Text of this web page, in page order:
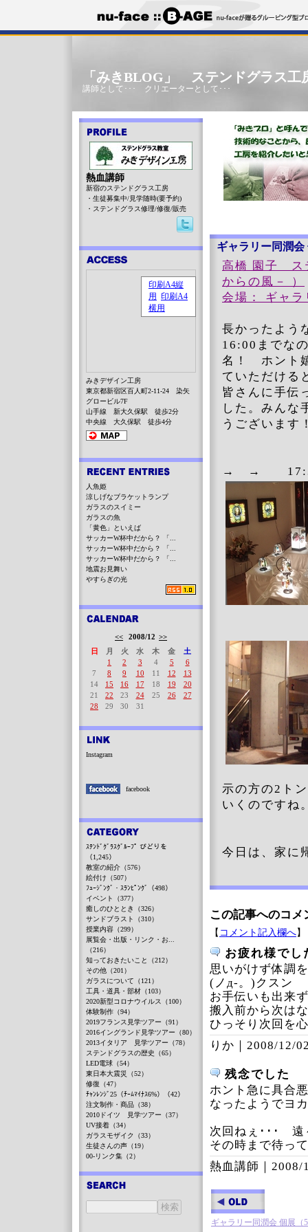
「みきBLOG」 ステンドグラス工
講師として･･･ クリエーターとして･･･
ギャラリー同潤会
高橋 園子 ス
からの風－ ）
会場： ギャ
長かったよう
16:00までな
名！ ホント
ていただける
皆さんに手伝
した。みんな
うございま
→
示の方の2ト
いくのですね
今日は、家に
この記事へのコメ
【 コメント記入欄へ】
お疲れ様でし
思いがけず体調
(ノд-。)クスン
お手伝いも出来
搬入前から次は
ひっそり次回を
りか｜ 2008/12/
残念でした
ホント急に具合
なったようでヨ
次回ねぇ･･･ 遠
その時まで待っ
熱血講師｜ 2008/
ギャラリー同潤会 個展（
熱血講師
新宿のステンドグラス工房
・生徒募集中/見学随時(要予約)
・ステンドグラス修理/修復/販売
みきデザイン工房
東京都新宿区百人町2-11-24 染矢
グロービル7F
山手線 新大久保駅 徒歩2分
中央線 大久保駅 徒歩4分
人魚姫
涼しげなブラケットランプ
ガラスのスイミー
ガラスの魚
「黄色」といえば
サッカーW杯中だから？ 「...
サッカーW杯中だから？ 「...
サッカーW杯中だから？ 「...
地震お見舞い
やすらぎの光
<< 2008/12 >>
日
月 火 水 木 金
土
1
2 3 4 5
6
7
8 9 10 11 12
13
14
15 16 17 18 19
20
21
22 23 24 25 26
27
28
29 30 31
Instagram
facebook
ｽﾃﾝﾄﾞｸﾞﾗｽｸﾞﾙｰﾌﾟ びどりを
（1,245）
教室の紹介（576）
絵付け（507）
ﾌｭｰｼﾞﾝｸﾞ・ｽﾗﾝﾋﾟﾝｸﾞ（498）
イベント（377）
癒しのひととき（326）
サンドブラスト（310）
授業内容（299）
展覧会・出版・リンク・お...
（216）
知っておきたいこと（212）
その他（201）
ガラスについて（121）
工具・道具・部材（103）
2020新型コロナウイルス（100）
体験制作（94）
2019フランス見学ツアー（91）
2016イングランド見学ツアー（80）
2013イタリア 見学ツアー（78）
ステンドグラスの歴史（65）
LED電球（54）
東日本大震災（52）
修復（47）
ﾁｬﾝﾚﾝｼﾞ25（ﾁｰﾑﾏｲﾅｽ6%）（42）
注文制作・商品（38）
2010ドイツ 見学ツアー（37）
UV接着（34）
ガラスモザイク（33）
生徒さんの声（19）
00-リンク集（2）